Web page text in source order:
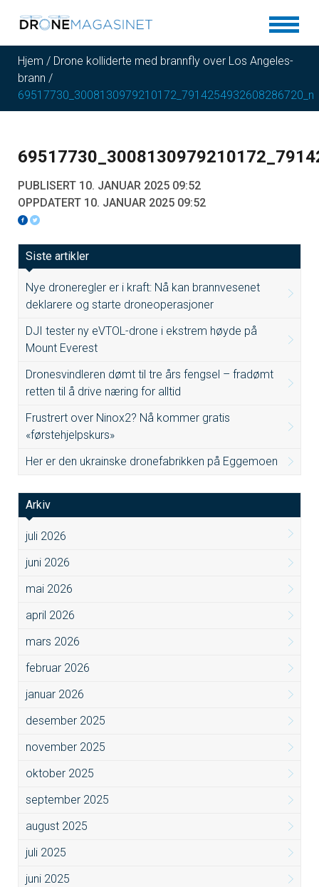
Hjem / Drone kolliderte med brannfly over Los Angeles-
brann /
69517730_3008130979210172_7914254932608286720_n
PUBLISERT 10. JANUAR 2025 09:52
OPPDATERT 10. JANUAR 2025 09:52
Siste artikler
Nye droneregler er i kraft: Nå kan brannvesenet
deklarere og starte droneoperasjoner
DJI tester ny eVTOL-drone i ekstrem høyde på
Mount Everest
Dronesvindleren dømt til tre års fengsel – fradømt
retten til å drive næring for alltid
Frustrert over Ninox2? Nå kommer gratis
«førstehjelpskurs»
Her er den ukrainske dronefabrikken på Eggemoen
Arkiv
juli 2026
juni 2026
mai 2026
april 2026
mars 2026
februar 2026
januar 2026
desember 2025
november 2025
oktober 2025
september 2025
august 2025
juli 2025
juni 2025